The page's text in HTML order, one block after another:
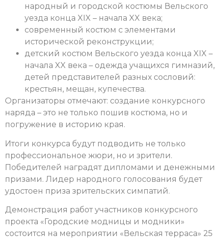
народный и городской костюмы Вельского
уезда конца XIX – начала XX века;
современный костюм с элементами
исторической реконструкции;
детский костюм Вельского уезда конца XIX –
начала XX века – одежда учащихся гимназий,
детей представителей разных сословий:
крестьян, мещан, купечества.
Организаторы отмечают: создание конкурсного
наряда – это не только пошив костюма, но и
погружение в историю края.
Итоги конкурса будут подводить не только
профессиональное жюри, но и зрители.
Победителей наградят дипломами и денежными
призами. Лидер народного голосования будет
удостоен приза зрительских симпатий.
Демонстрация работ участников конкурсного
проекта «Городские модницы и модники»
состоится на мероприятии «Вельская терраса» 25